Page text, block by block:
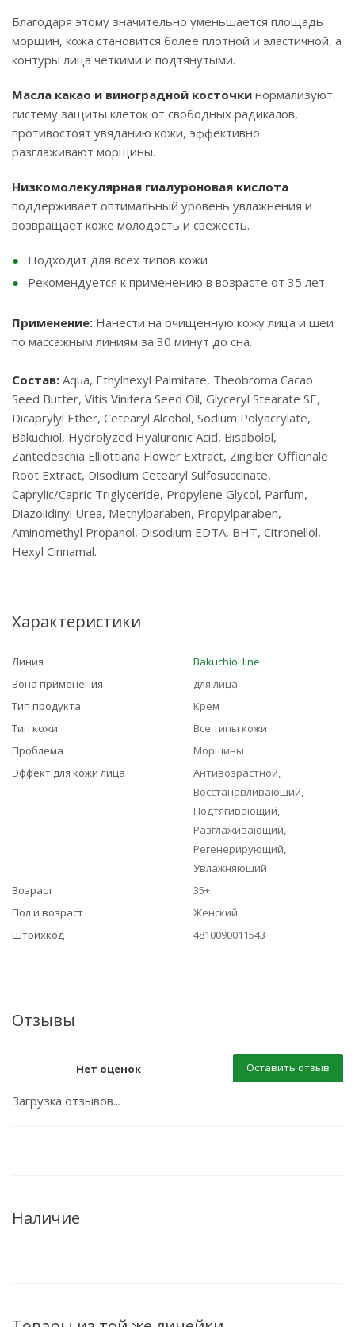
Благодаря этому значительно уменьшается площадь
морщин, кожа становится более плотной и эластичной, а
контуры лица четкими и подтянутыми.
Масла какао и виноградной косточки нормализуют
систему защиты клеток от свободных радикалов,
противостоят увяданию кожи, эффективно
разглаживают морщины.
Низкомолекулярная гиалуроновая кислота
поддерживает оптимальный уровень увлажнения и
возвращает коже молодость и свежесть.
Подходит для всех типов кожи
Рекомендуется к применению в возрасте от 35 лет.
Применение: Нанести на очищенную кожу лица и шеи
по массажным линиям за 30 минут до сна.
Состав: Aqua, Ethylhexyl Palmitate, Theobroma Cacao
Seed Butter, Vitis Vinifera Seed Oil, Glyceryl Stearate SE,
Dicaprylyl Ether, Cetearyl Alcohol, Sodium Polyacrylate,
Bakuchiol, Hydrolyzed Hyaluronic Acid, Bisabolol,
Zantedeschia Elliottiana Flower Extract, Zingiber Officinale
Root Extract, Disodium Cetearyl Sulfosuccinate,
Caprylic/Capric Triglyceride, Propylene Glycol, Parfum,
Diazolidinyl Urea, Methylparaben, Propylparaben,
Aminomethyl Propanol, Disodium EDTA, BHT, Citronellol,
Hexyl Cinnamal.
Характеристики
Линия
Bakuchiol line
Зона применения
для лица
Тип продукта
Крем
Тип кожи
Все типы кожи
Проблема
Морщины
Эффект для кожи лица
Антивозрастной,
Восстанавливающий,
Подтягивающий,
Разглаживающий,
Регенерирующий,
Увлажняющий
Возраст
35+
Пол и возраст
Женский
Штрихкод
4810090011543
Отзывы
Нет оценок Оставить отзыв
Загрузка отзывов...
Наличие